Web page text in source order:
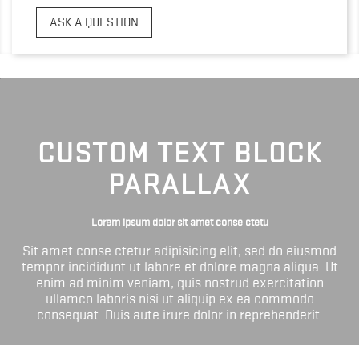
ASK A QUESTION
CUSTOM TEXT BLOCK
PARALLAX
Lorem ipsum dolor sit amet conse ctetu
Sit amet conse ctetur adipisicing elit, sed do eiusmod
tempor incididunt ut labore et dolore magna aliqua. Ut
enim ad minim veniam, quis nostrud exercitation
ullamco laboris nisi ut aliquip ex ea commodo
consequat. Duis aute irure dolor in reprehenderit.